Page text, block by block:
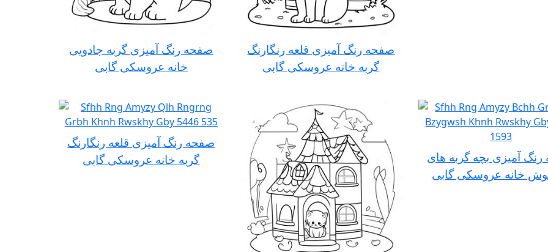
صفحه رنگ آمیزی گربه جادویی
خانه عروسکی گابی
صفحه رنگ آمیزی قلعه رنگارنگ
گربه خانه عروسکی گابی
صفحه رنگ آمیزی قلعه رنگارنگ
گربه خانه عروسکی گابی
آمیزی بچه گربه های
خانه عروسکی گابی